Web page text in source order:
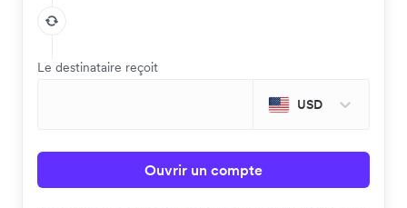
Le destinataire reçoit
USD
Ouvrir un compte